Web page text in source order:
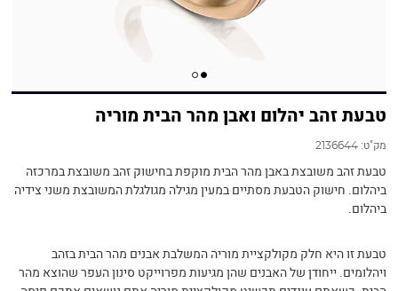
טבעת זהב יהלום ואבן מהר הבית מוריה
מק"ט:2136644
טבעת זהב משובצת באבן מהר הבית מוקפת בחישוק זהב משובצת במרכזה
ביהלום. חישוק הטבעת מסתיים במעין מגילה מגולגלת המשובצת משני צידיה
ביהלום.
טבעת זו היא חלק מקולקציית מוריה המשלבת אבנים מהר הבית בזהב
ויהלומים. ייחודן של האבנים שהן מגיעות מפרוייקט סינון העפר שהוצא מהר